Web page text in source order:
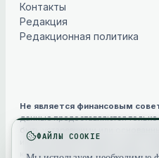
Контакты
Редакция
Редакционная политика
Не является финансовым
данные предоставляются
быть устаревшими или
инвестиционной, финансовой,
консультацией. Криптоактивы
ФАЙЛЫ COOKIE